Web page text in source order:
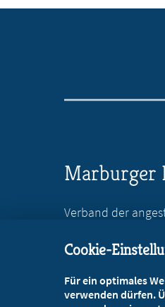
Marburger
Verband der
Reinhardtstr. 36
+49 30
Cookie-
Für ein optimales
verwenden dürfen.